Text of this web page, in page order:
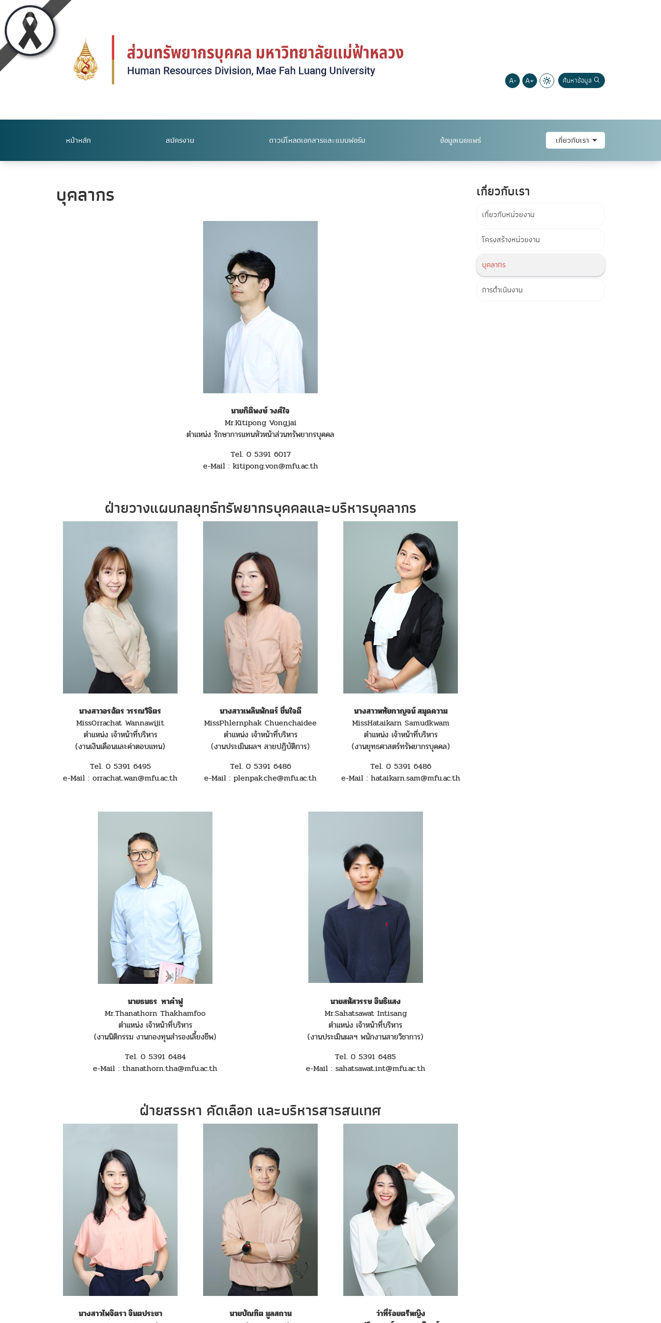
A- A+ ค้นหาข้อมูล
หน้าหลัก สมัครงาน ดาวน์โหลดเอกสารและแบบฟอร์ม ข้อมูลเผยแพร่ เกี่ยวกับเรา
บุคลากร
นายกิติพงษ์ วงศ์ใจ
Mr.Kitipong Vongjai
ตำแหน่ง รักษาการแทนหัวหน้าส่วนทรัพยากรบุคคล
Tel. 0 5391 6017
e-Mail : kitipong.von@mfu.ac.th
ฝ่ายวางแผนกลยุทธ์ทรัพยากรบุคคลและบริหารบุคลากร
นางสาวอรฉัตร วรรณวิจิตร
MissOrrachat Wannawijit
ตำแหน่ง เจ้าหน้าที่บริหาร
(งานเงินเดือนและค่าตอบแทน)
Tel. 0 5391 6495
e-Mail : orrachat.wan@mfu.ac.th
นางสาวเพลินพักตร์ ชื่นใจดี
MissPhlernphak Chuenchaidee
ตำแหน่ง เจ้าหน้าที่บริหาร
(งานประเมินผลฯ สายปฏิบัติการ)
Tel. 0 5391 6486
e-Mail : plenpak.che@mfu.ac.th
นางสาวหทัยกาญจน์ สมุดความ
MissHataikarn Samudkwam
ตำแหน่ง เจ้าหน้าที่บริหาร
(งานยุทธศาสตร์ทรัพยากรบุคคล)
Tel. 0 5391 6486
e-Mail : hataikarn.sam@mfu.ac.th
นายธนธร ทาคำฟู
Mr.Thanathorn Thakhamfoo
ตำแหน่ง เจ้าหน้าที่บริหาร
(งานนิติกรรม งานกองทุนสำรองเลี้ยงชีพ)
Tel. 0 5391 6484
e-Mail : thanathorn.tha@mfu.ac.th
นายสหัสวรรษ อินธิแสง
Mr.Sahatsawat Intisang
ตำแหน่ง เจ้าหน้าที่บริหาร
(งานประเมินผลฯ พนักงานสายวิชาการ)
Tel. 0 5391 6485
e-Mail : sahatsawat.int@mfu.ac.th
ฝ่ายสรรหา คัดเลือก และบริหารสารสนเทศ
นางสาวไพจิตรา จินตประชา
นายบัณฑิต มูลสถาน
ว่าที่ร้อยตรีหญิง
เกี่ยวกับเรา
เกี่ยวกับหน่วยงาน
โครงสร้างหน่วยงาน
บุคลากร
การดำเนินงาน